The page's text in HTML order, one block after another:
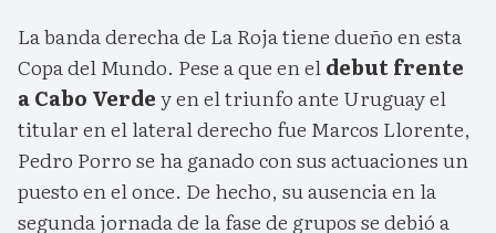
La banda derecha de La Roja tiene dueño en esta
Copa del Mundo. Pese a que en eldebut frente
a Cabo Verdey en el triunfo ante Uruguay el
titular en el lateral derecho fue Marcos Llorente,
Pedro Porro se ha ganado con sus actuaciones un
puesto en el once. De hecho, su ausencia en la
segunda jornada de la fase de grupos se debió a